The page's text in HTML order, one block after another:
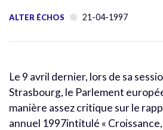
ALTER ÉCHOS 21-04-1997
Le 9 avril dernier, lors de sa
Strasbourg, le Parlement
manière assez critique sur le
annuel 1997intitulé «